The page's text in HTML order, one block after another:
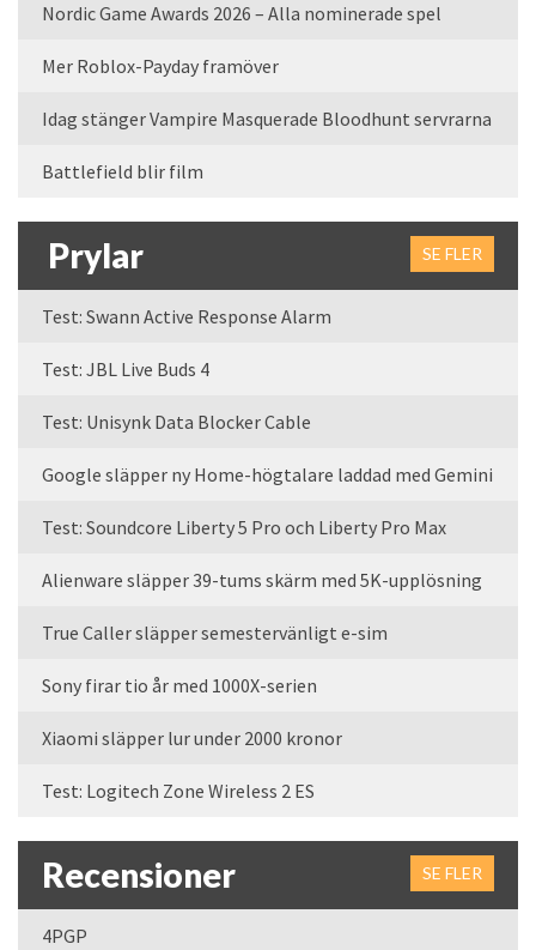
Nordic Game Awards 2026 – Alla nominerade spel
Mer Roblox-Payday framöver
Idag stänger Vampire Masquerade Bloodhunt servrarna
Battlefield blir film
Prylar SE FLER
Test: Swann Active Response Alarm
Test: JBL Live Buds 4
Test: Unisynk Data Blocker Cable
Google släpper ny Home-högtalare laddad med Gemini
Test: Soundcore Liberty 5 Pro och Liberty Pro Max
Alienware släpper 39-tums skärm med 5K-upplösning
True Caller släpper semestervänligt e-sim
Sony firar tio år med 1000X-serien
Xiaomi släpper lur under 2000 kronor
Test: Logitech Zone Wireless 2 ES
Recensioner SE FLER
4PGP